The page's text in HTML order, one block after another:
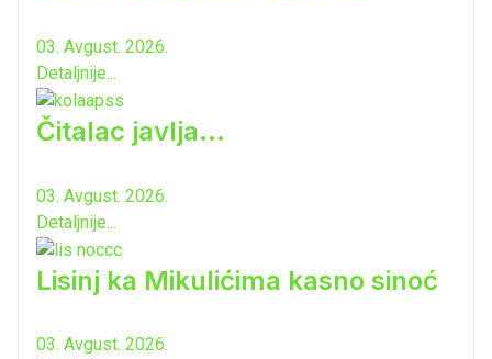
03. Avgust. 2026.
Detaljnije...
Čitalac javlja...
03. Avgust. 2026.
Detaljnije...
Lisinj ka Mikulićima kasno sinoć
03. Avgust. 2026.